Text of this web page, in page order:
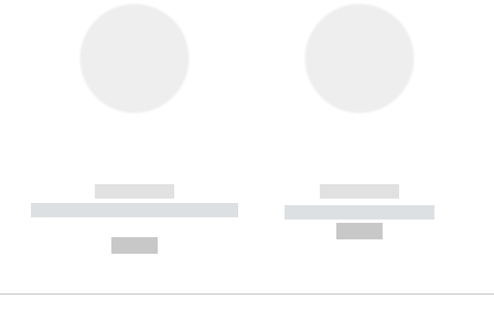
------------
----------- ----------- --------
------------
----------- -----------